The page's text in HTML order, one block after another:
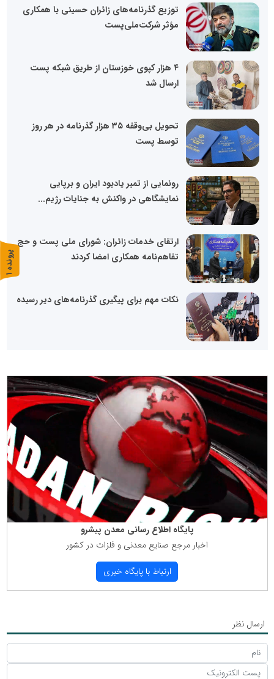
توزیع گذرنامه‌های زائران حسینی با همکاری
مؤثر شرکت‌ملی‌پست
۴ هزار کپوی خوزستان از طریق شبکه پست
ارسال شد
تحویل بی‌وقفه ۳۵ هزار گذرنامه در هر روز
توسط پست
رونمایی از تمبر یادبود ایران و برپایی
نمایشگاهی در واکنش به جنایات رژیم...
ارتقای خدمات زائران: شورای ملی پست و حج
تفاهم‌نامه همکاری امضا کردند
نکات مهم برای پیگیری گذرنامه‌های دیر رسیده
پایگاه اطلاع رسانی معدن پیشرو
اخبار مرجع صنایع معدنی و فلزات در كشور
ارتباط با پایگاه خبری
ارسال نظر
پ
ر
و
ن
د
ه
1